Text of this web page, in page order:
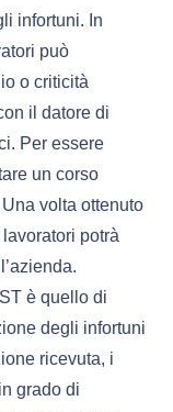
infortuni. In
può
o criticità
il datore di
Per essere
un corso
volta ottenuto
lavoratori potrà
è quello di
degli infortuni
ricevuta, i
grado di